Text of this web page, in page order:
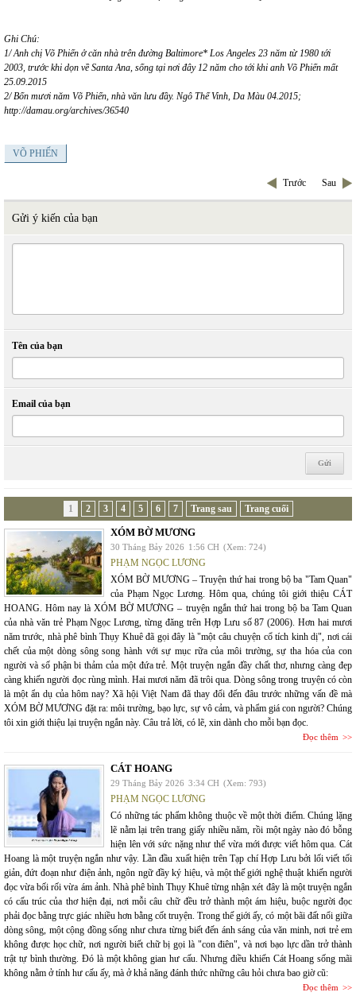
Ghi Chú:
1/ Anh chị Võ Phiến ở căn nhà trên đường Baltimore* Los Angeles 23 năm từ 1980 tới
2003, trước khi dọn về Santa Ana, sống tại nơi đây 12 năm cho tới khi anh Võ Phiến mất
25.09.2015
2/ Bốn mươi năm Võ Phiến, nhà văn lưu đầy. Ngô Thế Vinh, Da Màu 04.2015;
http://damau.org/archives/36540
VÕ PHIẾN
Trước Sau
Gửi ý kiến của bạn
Tên của bạn
Email của bạn
1 2 3 4 5 6 7 Trang sau Trang cuối
XÓM BỜ MƯƠNG
30 Tháng Bảy 2026 1:56 CH (Xem: 724)
PHẠM NGỌC LƯƠNG
XÓM BỜ MƯƠNG – Truyện thứ hai trong bộ ba "Tam Quan"
của Phạm Ngọc Lương. Hôm qua, chúng tôi giới thiệu CÁT
HOANG. Hôm nay là XÓM BỜ MƯƠNG – truyện ngắn thứ hai trong bộ ba Tam Quan
của nhà văn trẻ Phạm Ngọc Lương, từng đăng trên Hợp Lưu số 87 (2006). Hơn hai mươi
năm trước, nhà phê bình Thụy Khuê đã gọi đây là "một câu chuyện cổ tích kinh dị", nơi cái
chết của một dòng sông song hành với sự mục rữa của môi trường, sự tha hóa của con
người và số phận bi thảm của một đứa trẻ. Một truyện ngắn đầy chất thơ, nhưng càng đẹp
càng khiến người đọc rùng mình. Hai mươi năm đã trôi qua. Dòng sông trong truyện có còn
là một ẩn dụ của hôm nay? Xã hội Việt Nam đã thay đổi đến đâu trước những vấn đề mà
XÓM BỜ MƯƠNG đặt ra: môi trường, bạo lực, sự vô cảm, và phẩm giá con người? Chúng
tôi xin giới thiệu lại truyện ngắn này. Câu trả lời, có lẽ, xin dành cho mỗi bạn đọc.
Đọc thêm
CÁT HOANG
29 Tháng Bảy 2026 3:34 CH (Xem: 793)
PHẠM NGỌC LƯƠNG
Có những tác phẩm không thuộc về một thời điểm. Chúng lặng
lẽ nằm lại trên trang giấy nhiều năm, rồi một ngày nào đó bỗng
hiện lên với sức nặng như thể vừa mới được viết hôm qua. Cát
Hoang là một truyện ngắn như vậy. Lần đầu xuất hiện trên Tạp chí Hợp Lưu bởi lối viết tối
giản, đứt đoạn như điện ảnh, ngôn ngữ đầy ký hiệu, và một thế giới nghệ thuật khiến người
đọc vừa bối rối vừa ám ảnh. Nhà phê bình Thụy Khuê từng nhận xét đây là một truyện ngắn
có cấu trúc của thơ hiện đại, nơi mỗi câu chữ đều trở thành một ám hiệu, buộc người đọc
phải đọc bằng trực giác nhiều hơn bằng cốt truyện. Trong thế giới ấy, có một bãi đất nổi giữa
dòng sông, một cộng đồng sống như chưa từng biết đến ánh sáng của văn minh, nơi trẻ em
không được học chữ, nơi người biết chữ bị gọi là "con điên", và nơi bạo lực dần trở thành
trật tự bình thường. Đó là một không gian hư cấu. Nhưng điều khiến Cát Hoang sống mãi
không nằm ở tính hư cấu ấy, mà ở khả năng đánh thức những câu hỏi chưa bao giờ cũ:
Đọc thêm